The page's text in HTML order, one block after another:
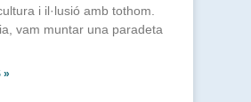
i il·lusió amb tothom.
vam muntar una paradeta
»